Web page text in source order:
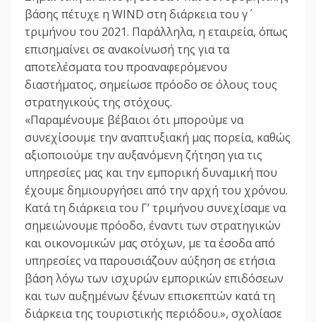
βάσης πέτυχε η WIND στη διάρκεια του γ΄
τριμήνου του 2021. Παράλληλα, η εταιρεία, όπως
επισημαίνει σε ανακοίνωσή της για τα
αποτελέσματα του προαναφερόμενου
διαστήματος, σημείωσε πρόοδο σε όλους τους
στρατηγικούς της στόχους.
«Παραμένουμε βέβαιοι ότι μπορούμε να
συνεχίσουμε την αναπτυξιακή μας πορεία, καθώς
αξιοποιούμε την αυξανόμενη ζήτηση για τις
υπηρεσίες μας και την εμπορική δυναμική που
έχουμε δημιουργήσει από την αρχή του χρόνου.
Κατά τη διάρκεια του Γ’ τριμήνου συνεχίσαμε να
σημειώνουμε πρόοδο, έναντι των στρατηγικών
και οικονομικών μας στόχων, με τα έσοδα από
υπηρεσίες να παρουσιάζουν αύξηση σε ετήσια
βάση λόγω των ισχυρών εμπορικών επιδόσεων
και των αυξημένων ξένων επισκεπτών κατά τη
διάρκεια της τουριστικής περιόδου.», σχολίασε